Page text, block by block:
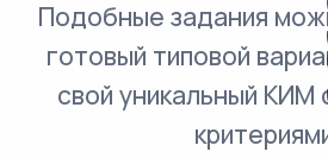
Подобные задания
готовый типовой
свой уникальный КИМ